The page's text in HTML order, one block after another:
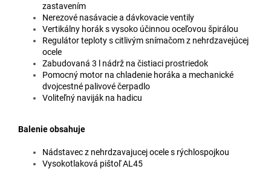
zastavením
Nerezové nasávacie a dávkovacie ventily
Vertikálny horák s vysoko účinnou oceľovou špirálou
Regulátor teploty s citlivým snímačom z nehrdzavejúcej
ocele
Zabudovaná 3 l nádrž na čistiaci prostriedok
Pomocný motor na chladenie horáka a mechanické
dvojcestné palivové čerpadlo
Voliteľný naviják na hadicu
Balenie obsahuje
Nádstavec z nehrdzavajucej ocele s rýchlospojkou
Vysokotlaková pištoľ AL45